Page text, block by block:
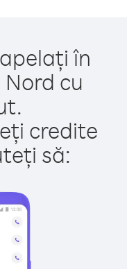
în
cu
credite
să: